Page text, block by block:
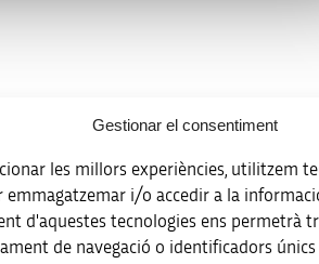
Gestionar el consentiment
les millors experiències, utilitzem
emmagatzemar i/o accedir a la
d'aquestes tecnologies ens permetrà
de navegació o identificadors únics
Registre d’activitats de tractament
Accessibilitat